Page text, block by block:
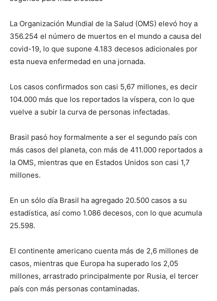
La Organización Mundial de la Salud (OMS) elevó hoy a
356.254 el número de muertos en el mundo a causa del
covid-19, lo que supone 4.183 decesos adicionales por
esta nueva enfermedad en una jornada.
Los casos confirmados son casi 5,67 millones, es decir
104.000 más que los reportados la víspera, con lo que
vuelve a subir la curva de personas infectadas.
Brasil pasó hoy formalmente a ser el segundo país con
más casos del planeta, con más de 411.000 reportados a
la OMS, mientras que en Estados Unidos son casi 1,7
millones.
En un sólo día Brasil ha agregado 20.500 casos a su
estadística, así como 1.086 decesos, con lo que acumula
25.598.
El continente americano cuenta más de 2,6 millones de
casos, mientras que Europa ha superado los 2,05
millones, arrastrado principalmente por Rusia, el tercer
país con más personas contaminadas.